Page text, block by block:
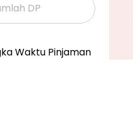
Waktu Pinjaman